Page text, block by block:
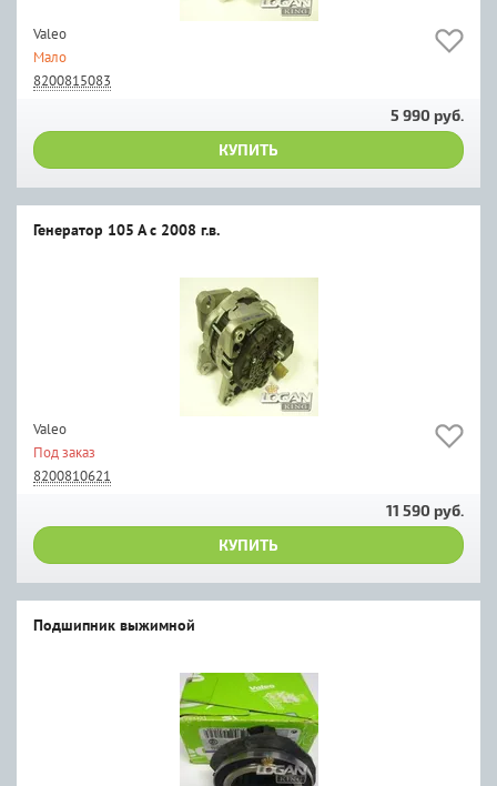
Valeo
Мало
8200815083
5 990 руб.
КУПИТЬ
Генератор 105 А с 2008 г.в.
Valeo
Под заказ
8200810621
11 590 руб.
КУПИТЬ
Подшипник выжимной